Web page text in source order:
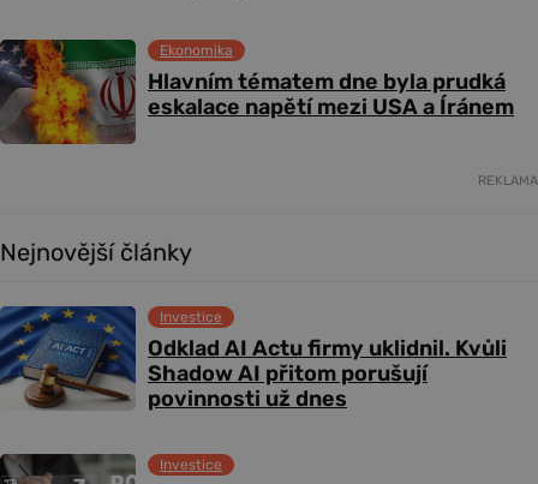
Hlavním tématem dne byla prudká
eskalace napětí mezi USA a Íránem
Ekonomika
REKLAMA
Nejnovější články
Odklad AI Actu firmy uklidnil. Kvůli
Shadow AI přitom porušují
povinnosti už dnes
Investice
Investice